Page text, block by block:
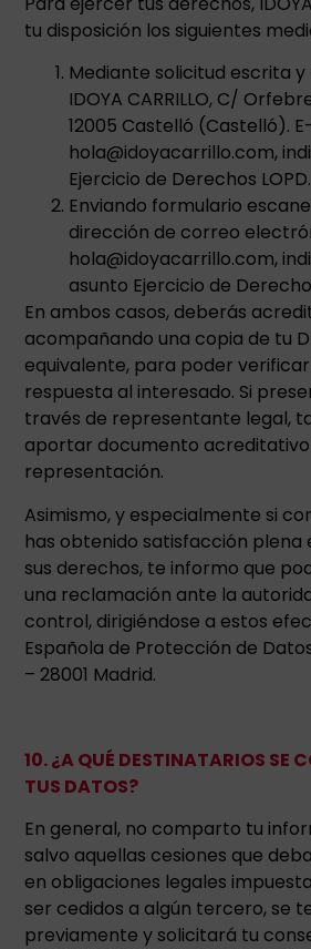
tu disposición los siguientes
Mediante solicitud escrita
IDOYA CARRILLO, C/
12005 Castelló (Castelló).
hola@idoyacarrillo.com,
Ejercicio de Derechos LOPD.
Enviando formulario
dirección de correo
hola@idoyacarrillo.com,
asunto Ejercicio de
En ambos casos, deberás
acompañando una copia de tu
equivalente, para poder
respuesta al interesado. Si
través de representante legal,
aportar documento acreditativo
representación.
Asimismo, y especialmente si
has obtenido satisfacción plena
sus derechos, te informo que
una reclamación ante la
control, dirigiéndose a estos
Española de Protección de
– 28001 Madrid.
10. ¿A QUÉ DESTINATARIOS SE
TUS DATOS?
En general, no comparto tu
salvo aquellas cesiones que
en obligaciones legales
ser cedidos a algún tercero, se
previamente y solicitará tu